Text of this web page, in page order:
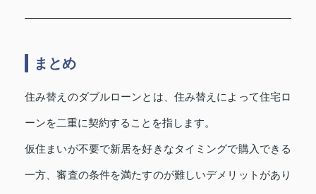
まとめ
住み替えのダブルローンとは、住み替えによって住宅ロ
ーンを二重に契約することを指します。
仮住まいが不要で新居を好きなタイミングで購入できる
一方、審査の条件を満たすのが難しいデメリットがあり